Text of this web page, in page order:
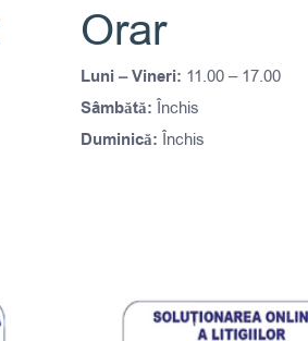
Orar
Luni – Vineri: 11.00 – 17.00
Sâmbătă: Închis
Duminică: Închis